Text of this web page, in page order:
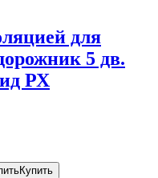
для
5 дв.
РХ
Купить